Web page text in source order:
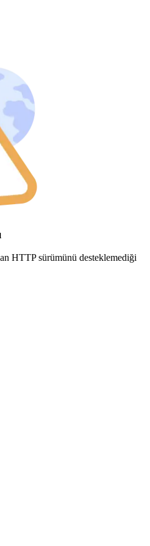
HTTP sürümünü desteklemediği